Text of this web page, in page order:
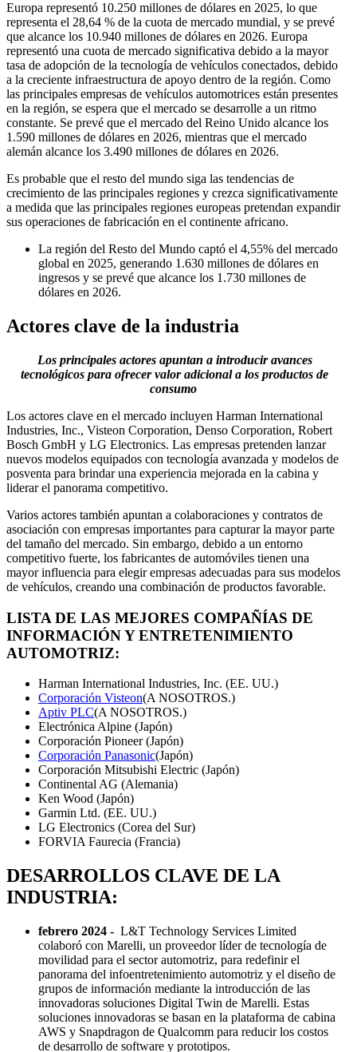
Europa representó 10.250 millones de dólares en 2025, lo que
representa el 28,64 % de la cuota de mercado mundial, y se prevé
que alcance los 10.940 millones de dólares en 2026. Europa
representó una cuota de mercado significativa debido a la mayor
tasa de adopción de la tecnología de vehículos conectados, debido
a la creciente infraestructura de apoyo dentro de la región. Como
las principales empresas de vehículos automotrices están presentes
en la región, se espera que el mercado se desarrolle a un ritmo
constante. Se prevé que el mercado del Reino Unido alcance los
1.590 millones de dólares en 2026, mientras que el mercado
alemán alcance los 3.490 millones de dólares en 2026.
Es probable que el resto del mundo siga las tendencias de
crecimiento de las principales regiones y crezca significativamente
a medida que las principales regiones europeas pretendan expandir
sus operaciones de fabricación en el continente africano.
La región del Resto del Mundo captó el 4,55% del mercado
global en 2025, generando 1.630 millones de dólares en
ingresos y se prevé que alcance los 1.730 millones de
dólares en 2026.
Actores clave de la industria
Los principales actores apuntan a introducir avances
tecnológicos para ofrecer valor adicional a los productos de
consumo
Los actores clave en el mercado incluyen Harman International
Industries, Inc., Visteon Corporation, Denso Corporation, Robert
Bosch GmbH y LG Electronics. Las empresas pretenden lanzar
nuevos modelos equipados con tecnología avanzada y modelos de
posventa para brindar una experiencia mejorada en la cabina y
liderar el panorama competitivo.
Varios actores también apuntan a colaboraciones y contratos de
asociación con empresas importantes para capturar la mayor parte
del tamaño del mercado. Sin embargo, debido a un entorno
competitivo fuerte, los fabricantes de automóviles tienen una
mayor influencia para elegir empresas adecuadas para sus modelos
de vehículos, creando una combinación de productos favorable.
LISTA DE LAS MEJORES COMPAÑÍAS DE
INFORMACIÓN Y ENTRETENIMIENTO
AUTOMOTRIZ:
Harman International Industries, Inc. (EE. UU.)
Corporación Visteon(A NOSOTROS.)
Aptiv PLC(A NOSOTROS.)
Electrónica Alpine (Japón)
Corporación Pioneer (Japón)
Corporación Panasonic(Japón)
Corporación Mitsubishi Electric (Japón)
Continental AG (Alemania)
Ken Wood (Japón)
Garmin Ltd. (EE. UU.)
LG Electronics (Corea del Sur)
FORVIA Faurecia (Francia)
DESARROLLOS CLAVE DE LA
INDUSTRIA:
febrero 2024 - L&T Technology Services Limited
colaboró ​​con Marelli, un proveedor líder de tecnología de
movilidad para el sector automotriz, para redefinir el
panorama del infoentretenimiento automotriz y el diseño de
grupos de información mediante la introducción de las
innovadoras soluciones Digital Twin de Marelli. Estas
soluciones innovadoras se basan en la plataforma de cabina
AWS y Snapdragon de Qualcomm para reducir los costos
de desarrollo de software y prototipos.